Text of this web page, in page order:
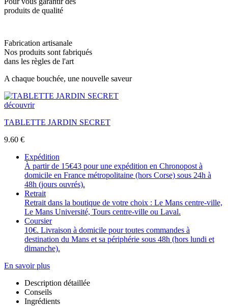
produits de qualité
Fabrication artisanale
Nos produits sont fabriqués
dans les règles de l'art
A chaque bouchée, une nouvelle saveur
découvrir
TABLETTE JARDIN SECRET
9.60 €
Expédition
À partir de 15€43 pour une expédition en Chronopost à
domicile en France métropolitaine (hors Corse) sous 24h à
48h (jours ouvrés).
Retrait
Retrait dans la boutique de votre choix : Le Mans centre-ville,
Le Mans Université, Tours centre-ville ou Laval.
Coursier
10€. Livraison à domicile pour toutes commandes à
destination du Mans et sa périphérie sous 48h (hors lundi et
dimanche).
En savoir plus
Description détaillée
Conseils
Ingrédients